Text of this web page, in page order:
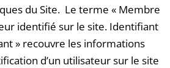
du Site. Le terme « Membre
identifié sur le site. Identifiant
» recouvre les informations
d’un utilisateur sur le site